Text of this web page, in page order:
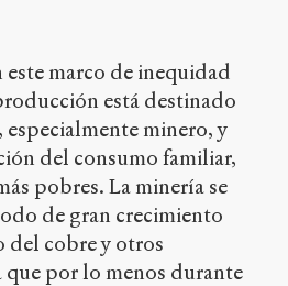
este marco de inequidad
está destinado
minero, y
del consumo familiar,
pobres. La minería se
de gran crecimiento
del cobre y otros
que por lo menos durante